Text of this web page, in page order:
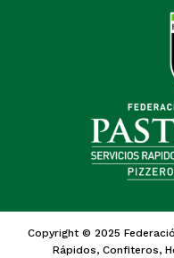
Copyright © 2025
Rápidos, Confiteros,